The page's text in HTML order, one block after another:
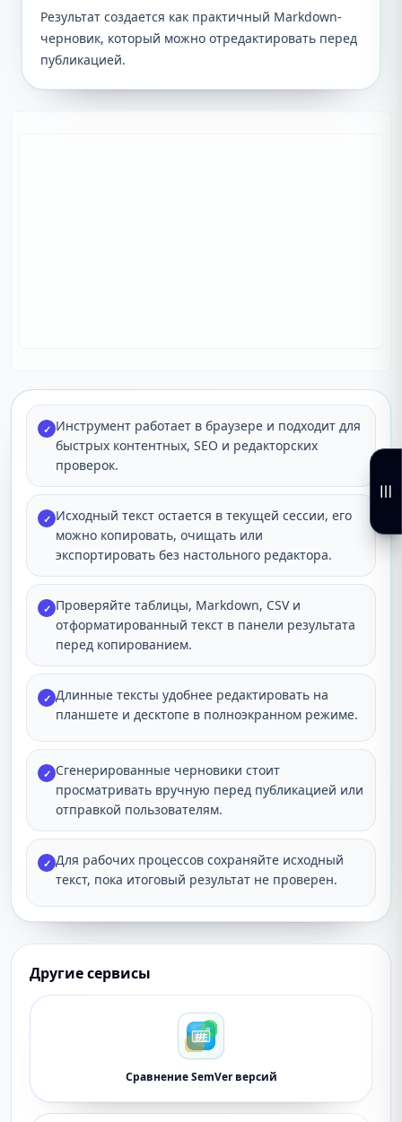
Результат создается как практичный Markdown-
черновик, который можно отредактировать перед
публикацией.
✓ Инструмент работает в браузере и подходит для
быстрых контентных, SEO и редакторских
проверок.
✓ Исходный текст остается в текущей сессии, его
можно копировать, очищать или
экспортировать без настольного редактора.
✓ Проверяйте таблицы, Markdown, CSV и
отформатированный текст в панели результата
перед копированием.
✓ Длинные тексты удобнее редактировать на
планшете и десктопе в полноэкранном режиме.
✓ Сгенерированные черновики стоит
просматривать вручную перед публикацией или
отправкой пользователям.
✓ Для рабочих процессов сохраняйте исходный
текст, пока итоговый результат не проверен.
Другие сервисы
Сравнение SemVer версий